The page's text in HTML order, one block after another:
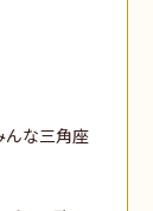
んな三角座